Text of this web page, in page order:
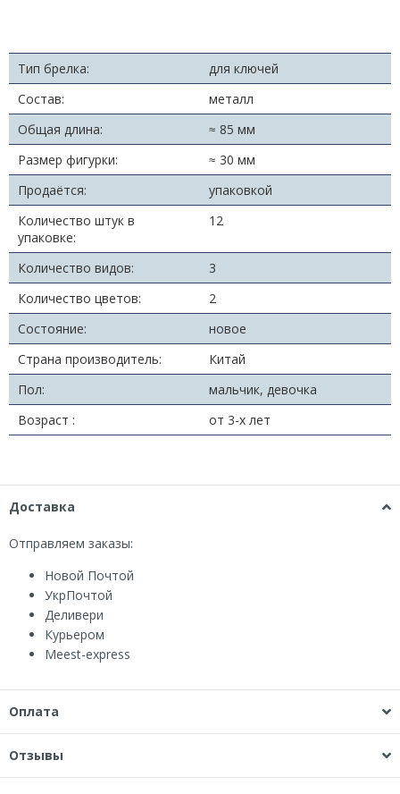
Тип брелка:
для ключей
Состав:
металл
Общая длина:
≈ 85 мм
Размер фигурки:
≈ 30 мм
Продаётся:
упаковкой
Количество штук в
упаковке:
12
Количество видов:
3
Количество цветов:
2
Состояние:
новое
Страна производитель:
Китай
Пол:
мальчик, девочка
Возраст :
от 3-х лет
Доставка
Отправляем заказы:
Новой Почтой
УкрПочтой
Деливери
Курьером
Мeest-express
Оплата
Отзывы